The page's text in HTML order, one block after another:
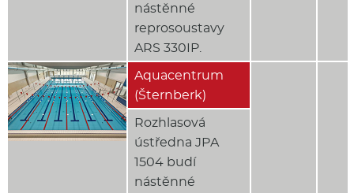
nástěnné
reprosoustavy
ARS 330IP.
Aquacentrum
(Šternberk)
Rozhlasová
ústředna JPA
1504 budí
nástěnné